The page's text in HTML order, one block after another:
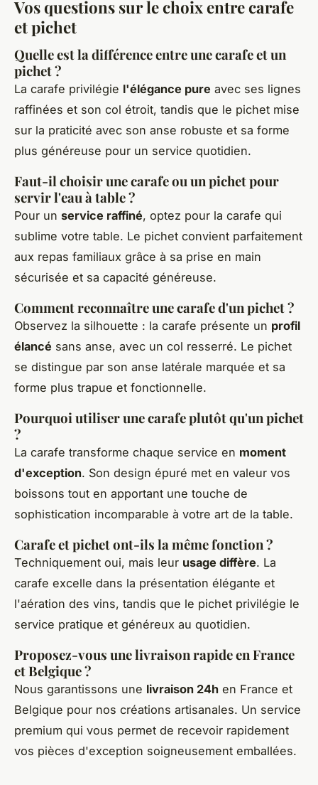
Vos questions sur le choix entre carafe
et pichet
Quelle est la différence entre une carafe et un
pichet ?
La carafe privilégie l'élégance pure avec ses lignes
raffinées et son col étroit, tandis que le pichet mise
sur la praticité avec son anse robuste et sa forme
plus généreuse pour un service quotidien.
Faut-il choisir une carafe ou un pichet pour
servir l'eau à table ?
Pour un service raffiné, optez pour la carafe qui
sublime votre table. Le pichet convient parfaitement
aux repas familiaux grâce à sa prise en main
sécurisée et sa capacité généreuse.
Comment reconnaître une carafe d'un pichet ?
Observez la silhouette : la carafe présente un profil
élancé sans anse, avec un col resserré. Le pichet
se distingue par son anse latérale marquée et sa
forme plus trapue et fonctionnelle.
Pourquoi utiliser une carafe plutôt qu'un pichet
?
La carafe transforme chaque service en moment
d'exception. Son design épuré met en valeur vos
boissons tout en apportant une touche de
sophistication incomparable à votre art de la table.
Carafe et pichet ont-ils la même fonction ?
Techniquement oui, mais leur usage diffère. La
carafe excelle dans la présentation élégante et
l'aération des vins, tandis que le pichet privilégie le
service pratique et généreux au quotidien.
Proposez-vous une livraison rapide en France
et Belgique ?
Nous garantissons une livraison 24h en France et
Belgique pour nos créations artisanales. Un service
premium qui vous permet de recevoir rapidement
vos pièces d'exception soigneusement emballées.